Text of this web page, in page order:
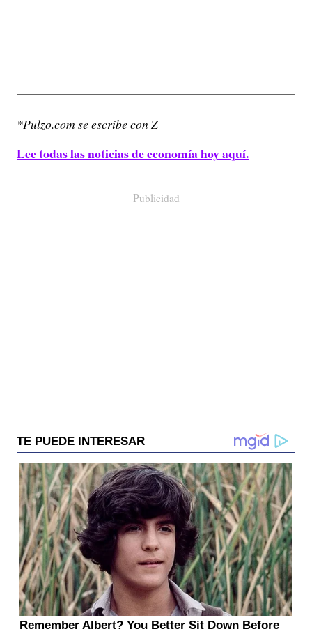
*Pulzo.com se escribe con Z
Lee todas las noticias de economía hoy aquí.
Publicidad